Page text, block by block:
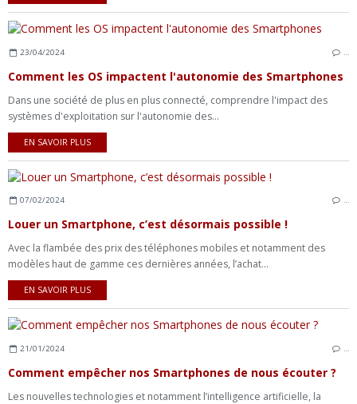
23/04/2024 …
Comment les OS impactent l'autonomie des Smartphones
Dans une société de plus en plus connecté, comprendre l'impact des
systèmes d'exploitation sur l'autonomie des...
EN SAVOIR PLUS
07/02/2024 …
Louer un Smartphone, c’est désormais possible !
Avec la flambée des prix des téléphones mobiles et notamment des
modèles haut de gamme ces dernières années, l’achat...
EN SAVOIR PLUS
21/01/2024 …
Comment empêcher nos Smartphones de nous écouter ?
Les nouvelles technologies et notamment l’intelligence artificielle, la